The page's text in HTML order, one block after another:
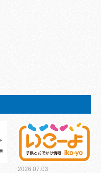
2026.07.03